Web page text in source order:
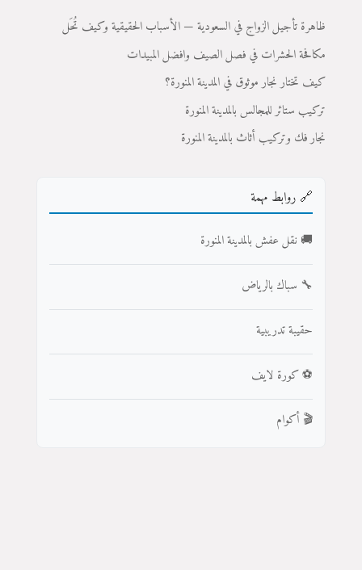
ظاهرة تأجيل الزواج في السعودية — الأسباب الحقيقية وكيف تُحَل
مكافحة الحشرات في فصل الصيف وافضل المبيدات
كيف تختار نجار موثوق في المدينة المنورة؟
تركيب ستائر للمجالس بالمدينة المنورة
نجار فك وتركيب أثاث بالمدينة المنورة
🔗 روابط مهمة
🚚 نقل عفش بالمدينة المنورة
🔧 سباك بالرياض
حقيبة تدريبية
⚽ كورة لايف
🎬 أكوام